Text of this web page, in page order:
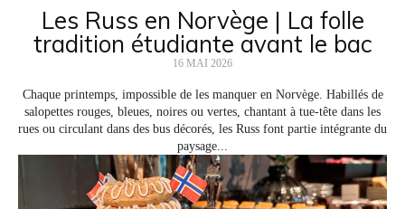
Les Russ en Norvège | La folle
tradition étudiante avant le bac
16 MAI 2026
Chaque printemps, impossible de les manquer en Norvège. Habillés de
salopettes rouges, bleues, noires ou vertes, chantant à tue-tête dans les
rues ou circulant dans des bus décorés, les Russ font partie intégrante du
paysage...